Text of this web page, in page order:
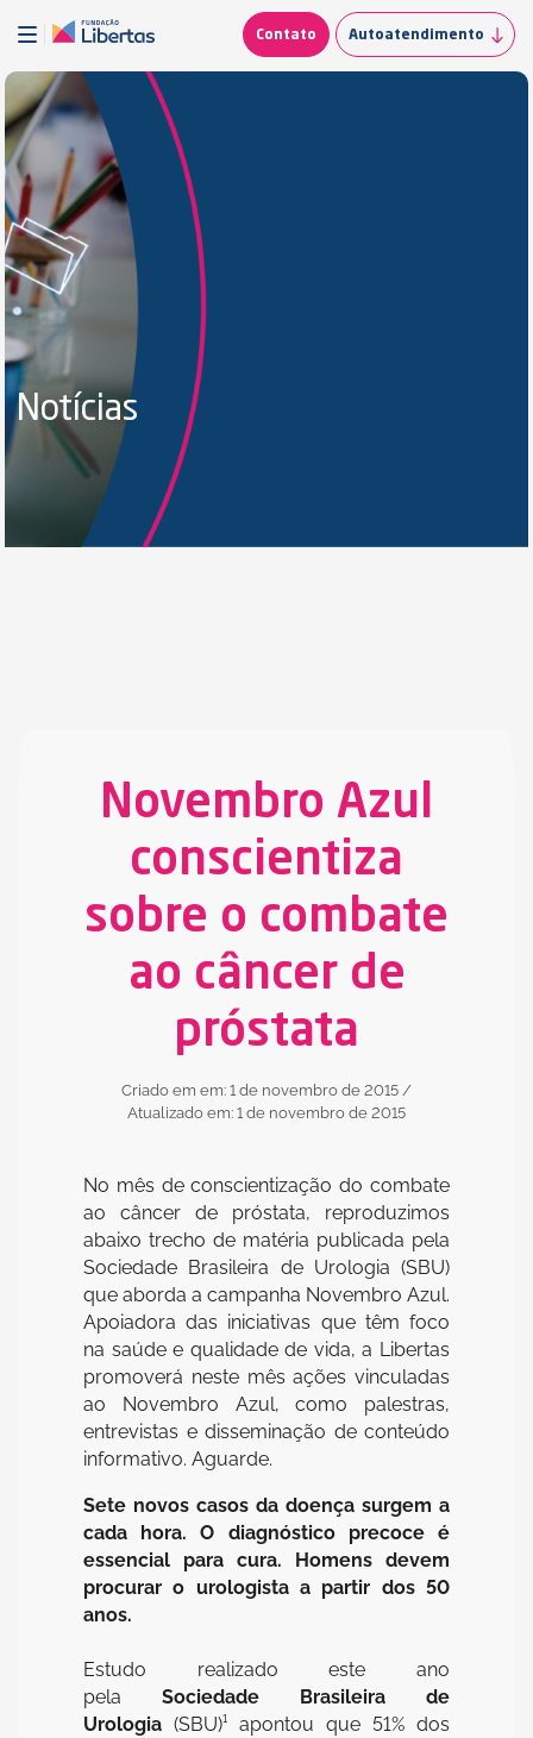
Contato Autoatendimento
Notícias
Novembro Azul
conscientiza
sobre o combate
ao câncer de
próstata
Criado em em: 1 de novembro de 2015 /
Atualizado em: 1 de novembro de 2015
No mês de conscientização do combate
ao câncer de próstata, reproduzimos
abaixo trecho de matéria publicada pela
Sociedade Brasileira de Urologia (SBU)
que aborda a campanha Novembro Azul.
Apoiadora das iniciativas que têm foco
na saúde e qualidade de vida, a Libertas
promoverá neste mês ações vinculadas
ao Novembro Azul, como palestras,
entrevistas e disseminação de conteúdo
informativo. Aguarde.
Sete novos casos da doença surgem a
cada hora. O diagnóstico precoce é
essencial para cura. Homens devem
procurar o urologista a partir dos 50
anos.
Estudo realizado este ano
pela Sociedade Brasileira de
Urologia (SBU)¹ apontou que 51% dos